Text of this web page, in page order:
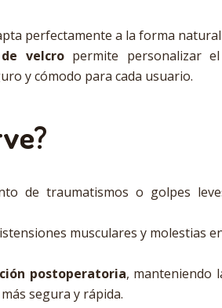
perfectamente a la forma
velcropermite personalizar
y cómodo para cada usuario.
de traumatismos o golpes
musculares y molestias
postoperatoria, manteniendo
segura y rápida.